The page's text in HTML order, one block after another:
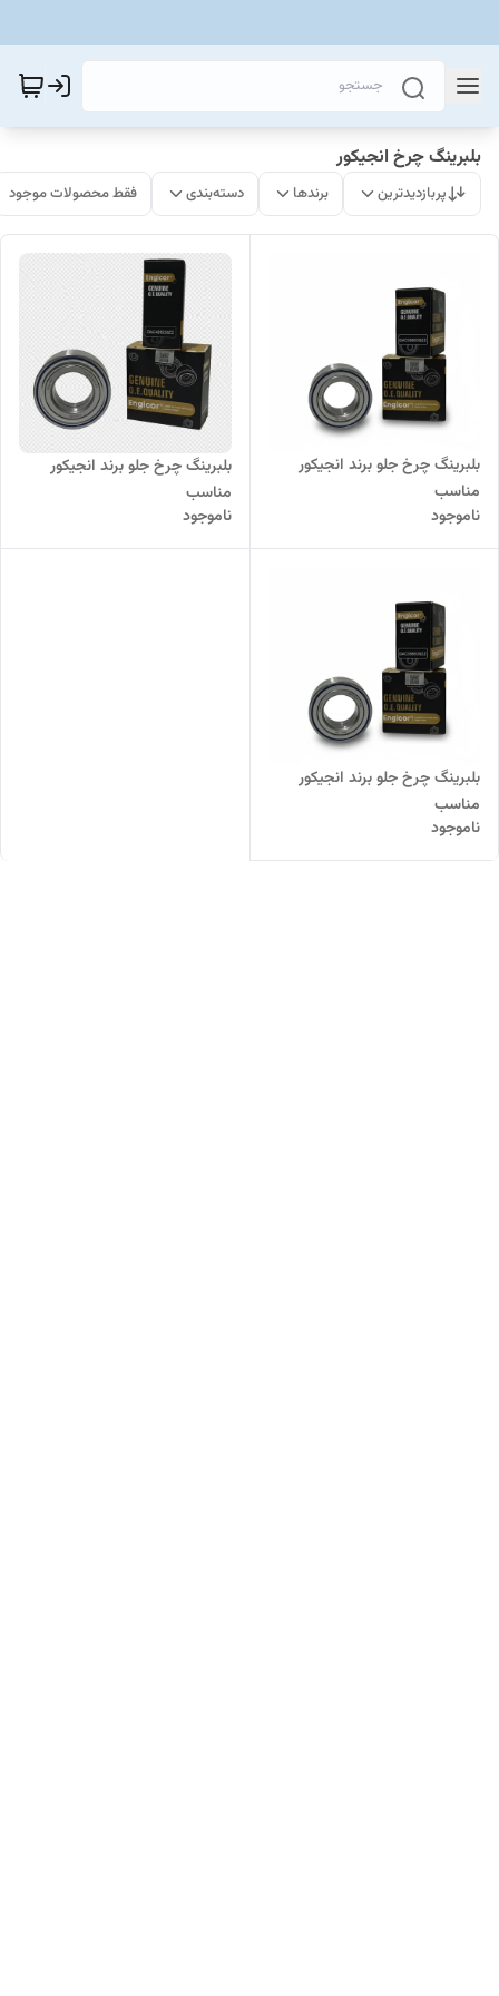
بلبرینگ چرخ انجیکور
پربازدیدترین برندها دسته‌بندی فقط محصولات موجود
بلبرینگ چرخ جلو برند انجیکور
مناسب
ناموجود
بلبرینگ چرخ جلو برند انجیکور
مناسب
ناموجود
بلبرینگ چرخ جلو برند انجیکور
مناسب
ناموجود